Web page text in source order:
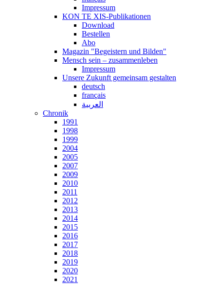
Impressum
KON TE XIS-Publikationen
Download
Bestellen
Abo
Magazin "Begeistern und Bilden"
Mensch sein – zusammenleben
Impressum
Unsere Zukunft gemeinsam gestalten
deutsch
français
العربية
Chronik
1991
1998
1999
2004
2005
2007
2009
2010
2011
2012
2013
2014
2015
2016
2017
2018
2019
2020
2021